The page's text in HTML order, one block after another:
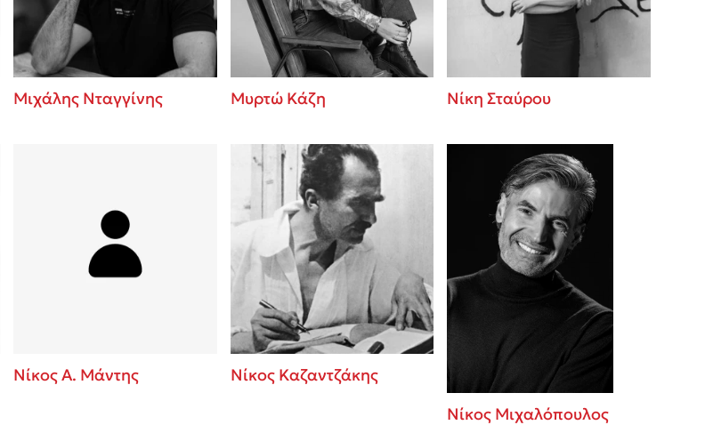
Μιχάλης Νταγγίνης Μυρτώ Κάζη Νίκη Σταύρου
Νίκος Α. Μάντης
Νίκος Καζαντζάκης
Νίκος Μιχαλόπουλος